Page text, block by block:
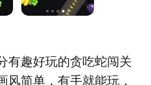
有趣好玩的贪吃蛇闯关
风简单，有手就能玩，